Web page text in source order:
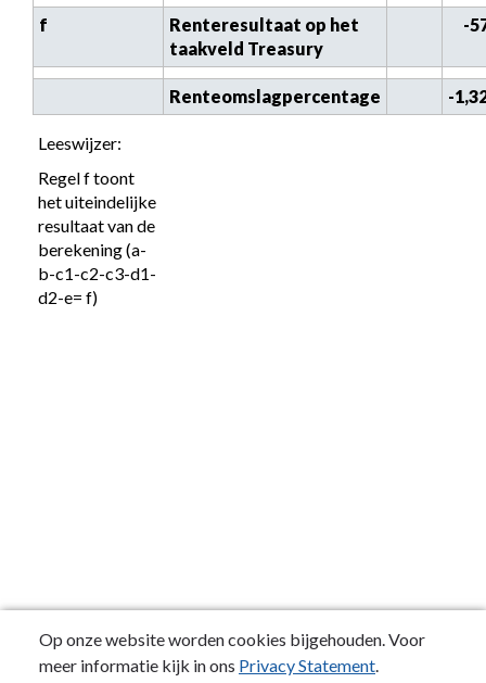
f
Renteresultaat op het
taakveld Treasury
-
Renteomslagpercentage -
Leeswijzer:
Regel f toont
het uiteindelijke
resultaat van de
berekening (a-
b-c1-c2-c3-d1-
d2-e= f)
Op onze website worden cookies bijgehouden. Voor
meer informatie kijk in ons Privacy Statement.